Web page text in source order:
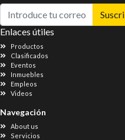
Enlaces útiles
Productos
Clasificados
Eventos
Inmuebles
Empleos
Videos
Navegación
About us
Servicios